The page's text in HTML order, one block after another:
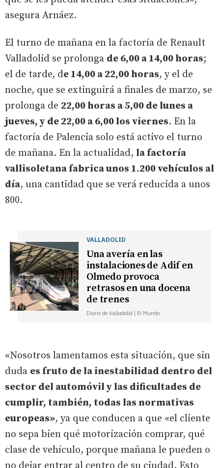
asegura Arnáez.
El turno de mañana en la factoría de Renault
Valladolid se prolonga de 6,00 a 14,00 horas;
el de tarde, de 14,00 a 22,00 horas, y el de
noche, que se extinguirá a finales de marzo, se
prolonga de 22,00 horas a 5,00 de lunes a
jueves, y de 22,00 a 6,00 los viernes. En la
factoría de Palencia solo está activo el turno
de mañana. En la actualidad, la factoría
vallisoletana fabrica unos 1.200 vehículos al
día, una cantidad que se verá reducida a unos
800.
VALLADOLID
Una avería en las
instalaciones de Adif en
Olmedo provoca
retrasos en una docena
de trenes
Diario de Valladolid | El Mundo
«Nosotros lamentamos esta situación, que sin
duda es fruto de la inestabilidad dentro del
sector del automóvil y las dificultades de
cumplir, también, todas las normativas
europeas», ya que conducen a que «el cliente
no sepa bien qué motorización comprar, qué
clase de vehículo, porque mañana le pueden o